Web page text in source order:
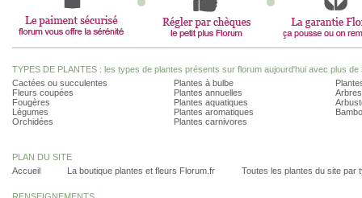
TYPES DE PLANTES : les types de plantes présents sur florum aujourd'hui avec plus de
Cactées ou succulentes
Fleurs coupées
Fougères
Légumes
Orchidées
Plantes à bulbe
Plantes annuelles
Plantes aquatiques
Plantes aromatiques
Plantes carnivores
PLAN DU SITE
Accueil
La boutique plantes et fleurs Florum.fr Toutes les plantes du site par